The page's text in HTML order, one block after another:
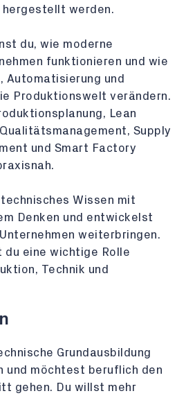
hergestellt werden.
du, wie moderne
funktionieren und wie
Automatisierung und
Produktionswelt verändern.
Lean
Supply
und Smart Factory
Wissen mit
Denken und entwickelst
weiterbringen.
du eine wichtige Rolle
Technik und
Grundausbildung
und möchtest beruflich den
gehen. Du willst mehr